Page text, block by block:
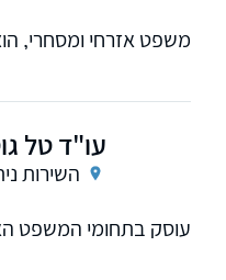
משפט אזרחי ומסחרי,
עו"ד טל
השירות
עוסק בתחומי המשפט